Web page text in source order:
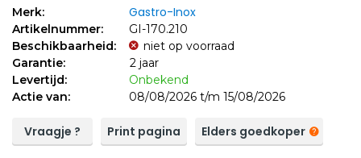
Merk: Gastro-Inox
Artikelnummer:
GI-170.210
Beschikbaarheid:
niet op voorraad
Garantie:
2 jaar
Levertijd:
Onbekend
Actie van:
08/08/2026 t/m 15/08/2026
Vraagje ? Print pagina Elders goedkoper